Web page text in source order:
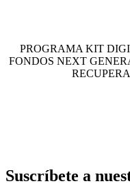
PROGRAMA KIT
FONDOS NEXT
Suscríbete a